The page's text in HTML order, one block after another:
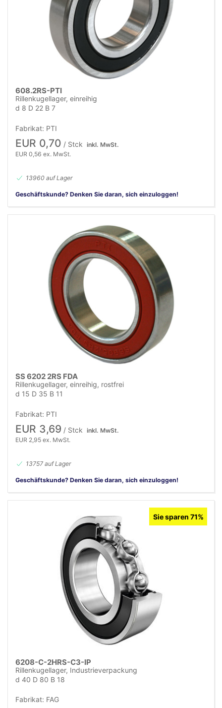
608.2RS-PTI
Rillenkugellager, einreihig
d 8 D 22 B 7
Fabrikat: PTI
EUR 0,70 / Stck inkl. MwSt.
EUR 0,56 ex. MwSt.
13960 auf Lager
Geschäftskunde? Denken Sie daran, sich einzuloggen!
SS 6202 2RS FDA
Rillenkugellager, einreihig, rostfrei
d 15 D 35 B 11
Fabrikat: PTI
EUR 3,69 / Stck inkl. MwSt.
EUR 2,95 ex. MwSt.
13757 auf Lager
Geschäftskunde? Denken Sie daran, sich einzuloggen!
Sie sparen 71%
6208-C-2HRS-C3-IP
Rillenkugellager, Industrieverpackung
d 40 D 80 B 18
Fabrikat: FAG